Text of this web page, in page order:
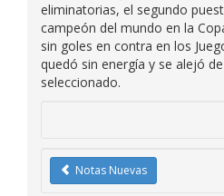
eliminatorias, el segundo
campeón del mundo en la
sin goles en contra en los
quedó sin energía y se alejó
seleccionado.
Notas Nuevas